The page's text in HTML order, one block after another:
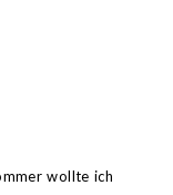
wollte ich